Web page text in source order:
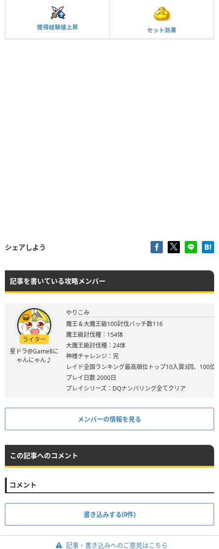
獲得経験値上昇 セット効果
シェアしよう
記事を書いている攻略メンバー
ライター
星ドラ@Game8に
ゃんにゃん♪
やりこみ
魔王＆大魔王級100討伐バッチ数116
魔王級討伐種：154体
大魔王級討伐種：24体
神様チャレンジ：完
レイド全国ランキング最高順位トップ10入賞3回、100位
プレイ日数 2000日
プレイシリーズ：DQナンバリング全てクリア
メンバーの情報を見る
この記事へのコメント
コメント
書き込みする(0件)
記事・書き込みへのご意見はこちら